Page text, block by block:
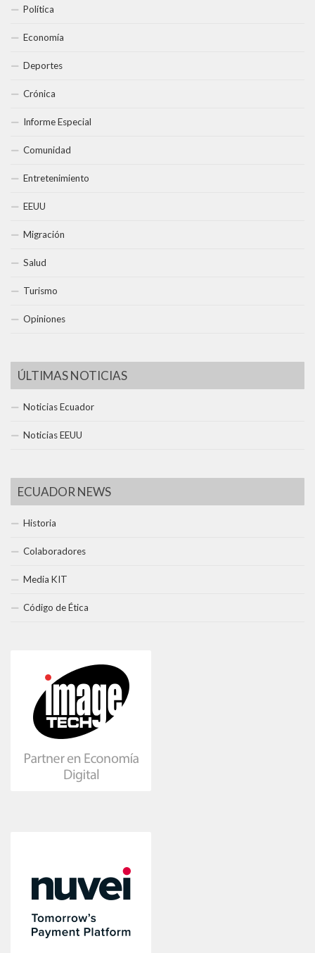
Política
Economía
Deportes
Crónica
Informe Especial
Comunidad
Entretenimiento
EEUU
Migración
Salud
Turismo
Opiniones
ÚLTIMAS NOTICIAS
Noticias Ecuador
Noticias EEUU
ECUADOR NEWS
Historia
Colaboradores
Media KIT
Código de Ética